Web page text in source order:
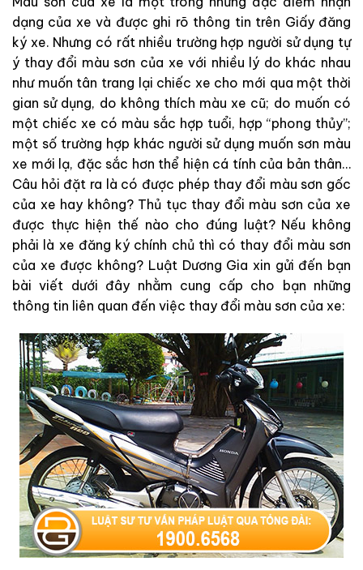
dạng của xe và được ghi rõ thông tin trên Giấy đăng
ký xe. Nhưng có rất nhiều trường hợp người sử dụng tự
ý thay đổi màu sơn của xe với nhiều lý do khác nhau
như muốn tân trang lại chiếc xe cho mới qua một thời
gian sử dụng, do không thích màu xe cũ; do muốn có
một chiếc xe có màu sắc hợp tuổi, hợp “phong thủy”;
một số trường hợp khác người sử dụng muốn sơn màu
xe mới lạ, đặc sắc hơn thể hiện cá tính của bản thân…
Câu hỏi đặt ra là có được phép thay đổi màu sơn gốc
của xe hay không? Thủ tục thay đổi màu sơn của xe
được thực hiện thế nào cho đúng luật? Nếu không
phải là xe đăng ký chính chủ thì có thay đổi màu sơn
của xe được không? Luật Dương Gia xin gửi đến bạn
bài viết dưới đây nhằm cung cấp cho bạn những
thông tin liên quan đến việc thay đổi màu sơn của xe: